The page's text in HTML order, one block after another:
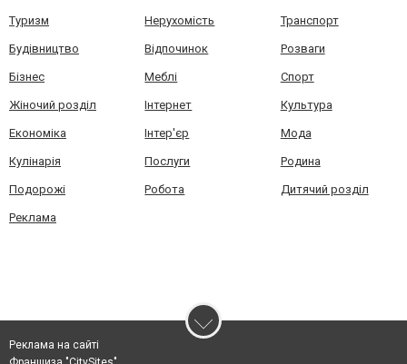
Туризм Нерухомість Транспорт
Будівництво Відпочинок Розваги
Бізнес Меблі Спорт
Жіночий розділ Інтернет Культура
Економіка Інтер'єр Мода
Кулінарія Послуги Родина
Подорожі Робота Дитячий розділ
Реклама
Реклама на сайті